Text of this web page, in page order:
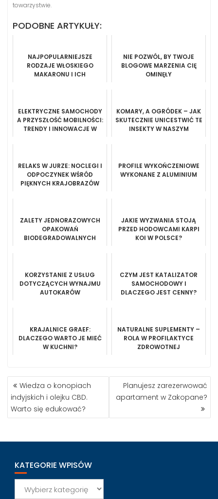
towarzystwie.
PODOBNE ARTYKUŁY:
NAJPOPULARNIEJSZE
RODZAJE WŁOSKIEGO
MAKARONU I ICH
NIE POZWÓL, BY TWOJE
BLOGOWE MARZENIA CIĘ
OMINĘŁY
ELEKTRYCZNE SAMOCHODY
A PRZYSZŁOŚĆ MOBILNOŚCI:
TRENDY I INNOWACJE W
KOMARY, A OGRÓDEK – JAK
SKUTECZNIE UNICESTWIĆ TE
INSEKTY W NASZYM
RELAKS W JURZE: NOCLEGI I
ODPOCZYNEK WŚRÓD
PIĘKNYCH KRAJOBRAZÓW
PROFILE WYKOŃCZENIOWE
WYKONANE Z ALUMINIUM
ZALETY JEDNORAZOWYCH
OPAKOWAŃ
BIODEGRADOWALNYCH
JAKIE WYZWANIA STOJĄ
PRZED HODOWCAMI KARPI
KOI W POLSCE?
KORZYSTANIE Z USŁUG
DOTYCZĄCYCH WYNAJMU
AUTOKARÓW
CZYM JEST KATALIZATOR
SAMOCHODOWY I
DLACZEGO JEST CENNY?
KRAJALNICE GRAEF:
DLACZEGO WARTO JE MIEĆ
W KUCHNI?
NATURALNE SUPLEMENTY –
ROLA W PROFILAKTYCE
ZDROWOTNEJ
NAWIGACJA
WPISU
Wiedza o konopiach
indyjskich i olejku CBD.
Warto się edukować?
Planujesz zarezerwować
apartament w Zakopane?
KATEGORIE WPISÓW
wpisów